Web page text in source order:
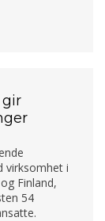
gir
virksomhet i
Finland,
54